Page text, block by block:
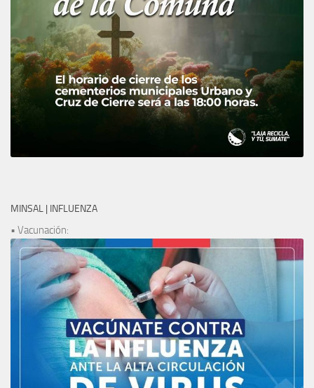
MINSAL | INFLUENZA
• Vacunación: